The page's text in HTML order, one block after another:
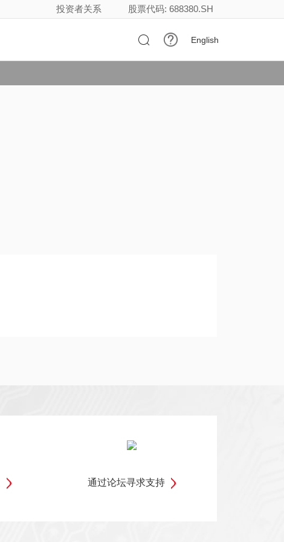
投资者关系 股票代码: 688380.SH
 English
通过论坛寻求支持